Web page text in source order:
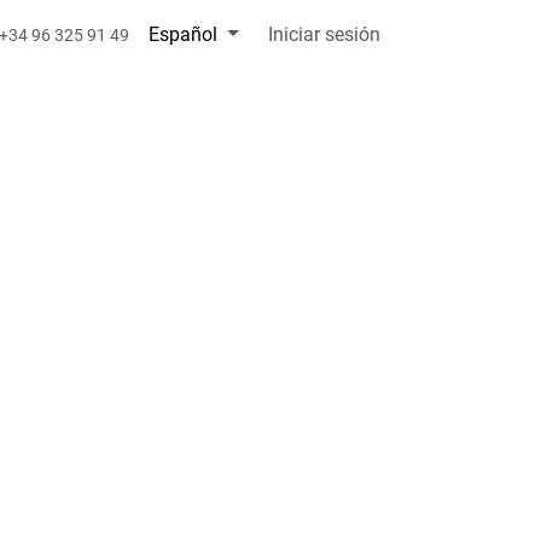
+34 96 325 91 49 Español Iniciar sesión